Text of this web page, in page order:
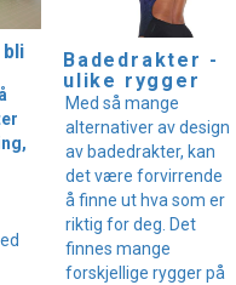
Badedrakter -
ulike rygger
Med så mange
alternativer av design
av badedrakter, kan
det være forvirrende
å finne ut hva som er
riktig for deg. Det
finnes mange
forskjellige rygger på